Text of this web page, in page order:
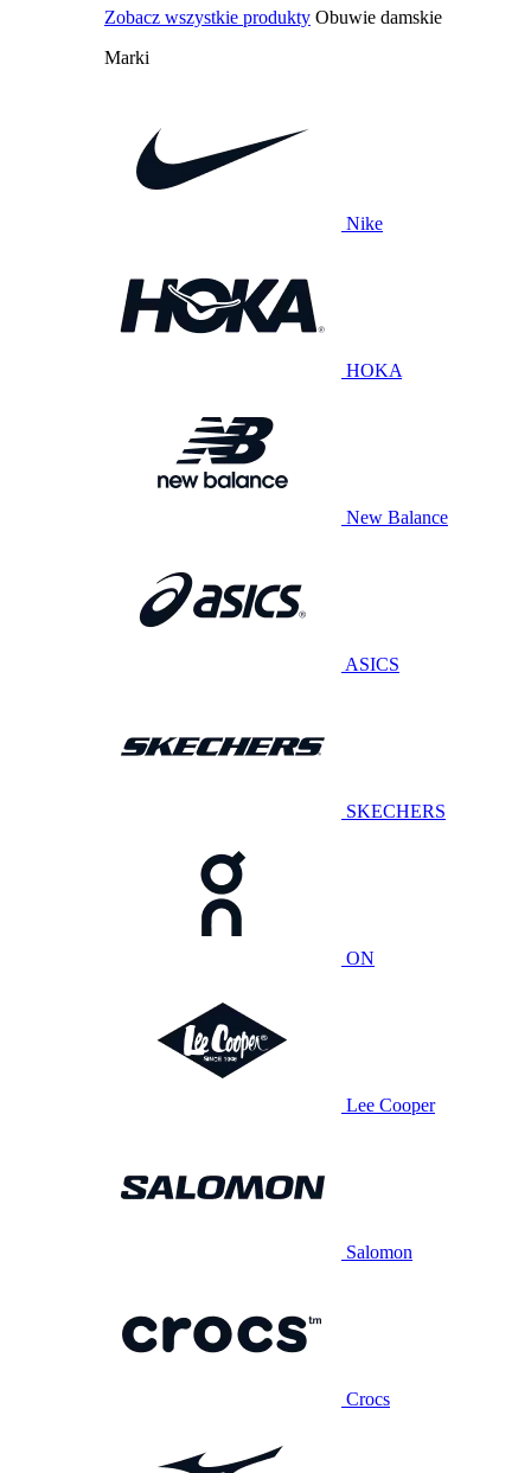
Zobacz wszystkie produkty Obuwie damskie
Marki
Nike
HOKA
New Balance
ASICS
SKECHERS
ON
Lee Cooper
Salomon
Crocs